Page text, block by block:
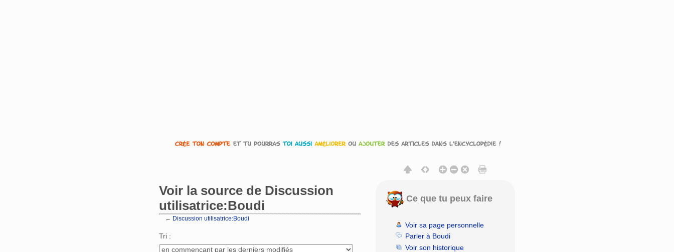
Voir la source de Discussion
utilisatrice:Boudi
← Discussion utilisatrice:Boudi
Tri :
Ce que tu peux faire
Voir sa page personnelle
Parler à Boudi
Voir son historique